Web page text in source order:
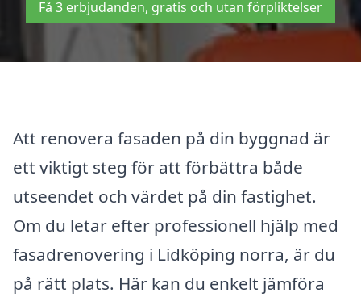
Få 3 erbjudanden, gratis och utan förpliktelser
Att renovera fasaden på din byggnad är
ett viktigt steg för att förbättra både
utseendet och värdet på din fastighet.
Om du letar efter professionell hjälp med
fasadrenovering i Lidköping norra, är du
på rätt plats. Här kan du enkelt jämföra